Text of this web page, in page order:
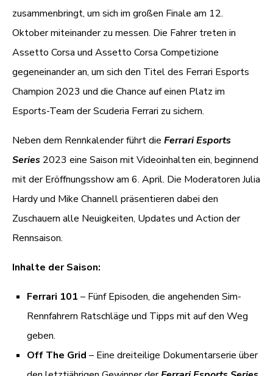
zusammenbringt, um sich im großen Finale am 12.
Oktober miteinander zu messen. Die Fahrer treten in
Assetto Corsa und Assetto Corsa Competizione
gegeneinander an, um sich den Titel des Ferrari Esports
Champion 2023 und die Chance auf einen Platz im
Esports-Team der Scuderia Ferrari zu sichern.
Neben dem Rennkalender führt die Ferrari Esports
Series 2023 eine Saison mit Videoinhalten ein, beginnend
mit der Eröffnungsshow am 6. April. Die Moderatoren Julia
Hardy und Mike Channell präsentieren dabei den
Zuschauern alle Neuigkeiten, Updates und Action der
Rennsaison.
Inhalte der Saison:
Ferrari 101 – Fünf Episoden, die angehenden Sim-
Rennfahrern Ratschläge und Tipps mit auf den Weg
geben.
Off The Grid – Eine dreiteilige Dokumentarserie über